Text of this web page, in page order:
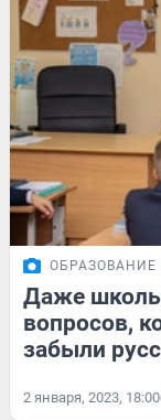
ОБРАЗОВАНИЕ
Даже
вопросов,
забыли
2 января, 2023, 18:00